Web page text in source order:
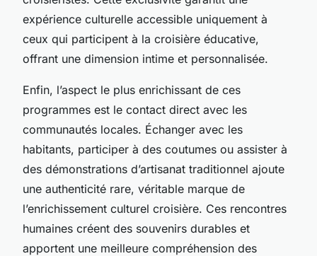
expérience culturelle accessible uniquement à
ceux qui participent à la croisière éducative,
offrant une dimension intime et personnalisée.
Enfin, l’aspect le plus enrichissant de ces
programmes est le contact direct avec les
communautés locales. Échanger avec les
habitants, participer à des coutumes ou assister à
des démonstrations d’artisanat traditionnel ajoute
une authenticité rare, véritable marque de
l’enrichissement culturel croisière. Ces rencontres
humaines créent des souvenirs durables et
apportent une meilleure compréhension des